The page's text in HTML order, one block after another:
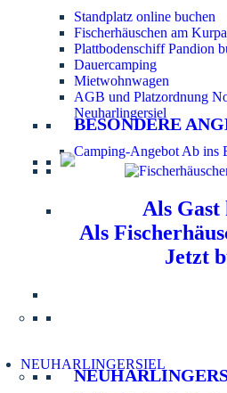
Standplatz online buchen
Fischerhäuschen am
Plattbodenschiff Pandion
Dauercamping
Mietwohnwagen
AGB und Platzordnung
Neuharlingersiel
BESONDERE
Camping-Angebot Ab ins
Als Gast
Als
Jetzt
NEUHARLINGERSIEL